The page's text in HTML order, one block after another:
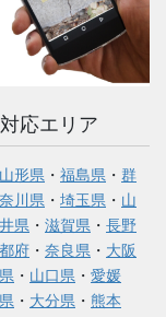
応エリア
山形県 ・ 福島県 ・ 群
川県 ・ 埼玉県 ・ 山
県 ・ 滋賀県 ・ 長野
府 ・ 奈良県 ・ 大阪
・ 山口県 ・ 愛媛
・ 大分県 ・ 熊本